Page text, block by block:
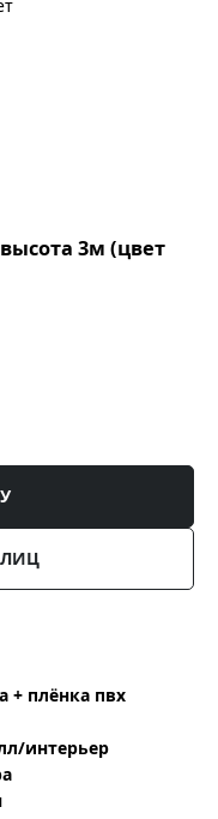
3м (цвет
+ плёнка пвх
интерьер